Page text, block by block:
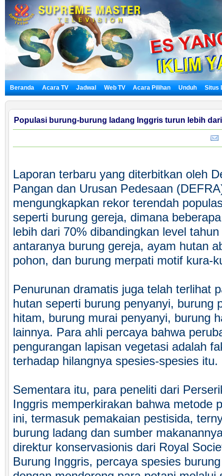
Beranda Acara TV Jadwal Web TV Acara Pilihan Unduh Situs
Populasi burung-burung ladang Inggris turun lebih dari
Laporan terbaru yang diterbitkan oleh
Pangan dan Urusan Pedesaan
mengungkapkan rekor terendah
seperti burung gereja, dimana
lebih dari 70% dibandingkan level
antaranya burung gereja, ayam hutan
pohon, dan burung merpati motif kura-
Penurunan dramatis juga telah terlihat
hutan seperti burung penyanyi, burung
hitam, burung murai penyanyi, burung
lainnya. Para ahli percaya bahwa
pengurangan lapisan vegetasi adalah
terhadap hilangnya spesies-spesies itu.
Sementara itu, para peneliti dari
Inggris memperkirakan bahwa metode
ini, termasuk pemakaian pestisida,
burung ladang dan sumber
direktur konservasionis dari Royal
Burung Inggris, percaya spesies